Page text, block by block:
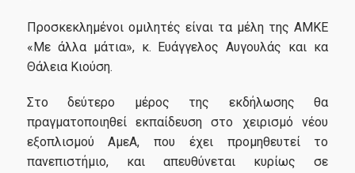
Εκδηλώσεις
Προσκεκλημένοι ομιλητές είναι τα μέλη της ΑΜΚΕ
«Με άλλα μάτια», κ. Ευάγγελος Αυγουλάς και κα
Θάλεια Κιούση.
Στο δεύτερο μέρος της εκδήλωσης θα
πραγματοποιηθεί εκπαίδευση στο χειρισμό νέου
εξοπλισμού ΑμεΑ, που έχει προμηθευτεί το
πανεπιστήμιο, και απευθύνεται κυρίως σε